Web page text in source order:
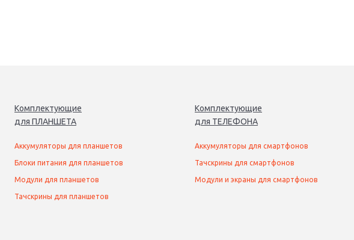
Комплектующие
для ПЛАНШЕТА
Аккумуляторы для планшетов
Блоки питания для планшетов
Модули для планшетов
Тачскрины для планшетов
Комплектующие
для ТЕЛЕФОНА
Аккумуляторы для смартфонов
Тачскрины для смартфонов
Модули и экраны для смартфонов